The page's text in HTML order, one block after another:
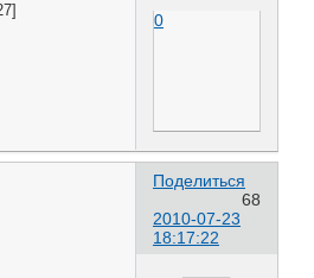
0
Поделиться
68
2010-07-23
18:17:22